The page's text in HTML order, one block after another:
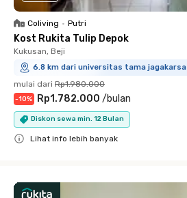
Coliving • Putri
Kost Rukita Tulip Depok
Kukusan, Beji
6.8 km dari universitas tama jagakarsa
mulai dari Rp1.980.000
-10% Rp1.782.000 /bulan
Diskon sewa min. 12 Bulan
Lihat info lebih banyak